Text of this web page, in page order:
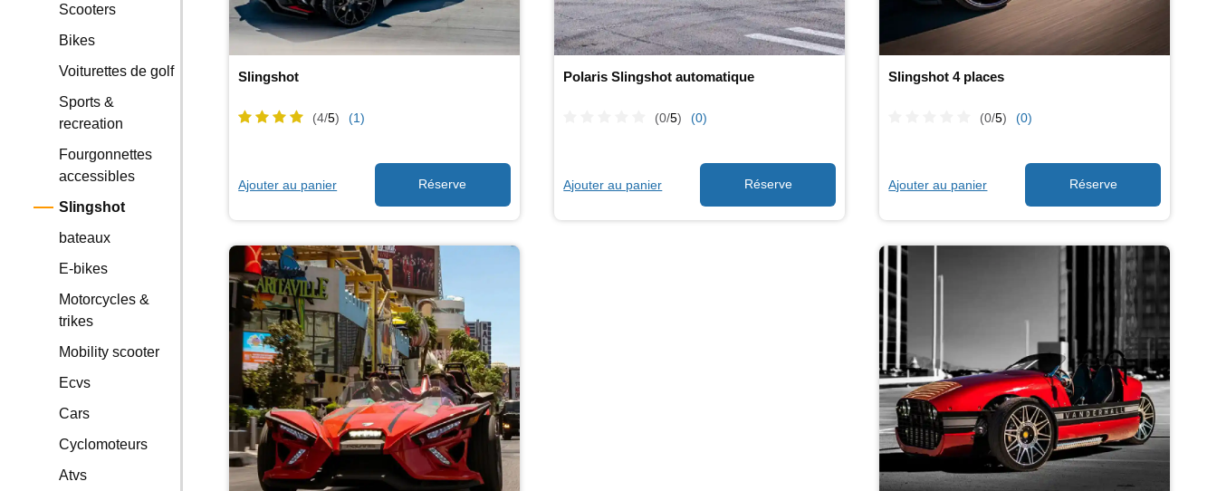
Scooters
Bikes
Voiturettes de golf
Sports &
recreation
Fourgonnettes
accessibles
Slingshot
bateaux
E-bikes
Motorcycles &
trikes
Mobility scooter
Ecvs
Cars
Cyclomoteurs
Atvs
Slingshot
(4/5) (1)
Ajouter au panier
Polaris Slingshot automatique
(0/5) (0)
Ajouter au panier
Slingshot 4 places
(0/5) (0)
Ajouter au panier